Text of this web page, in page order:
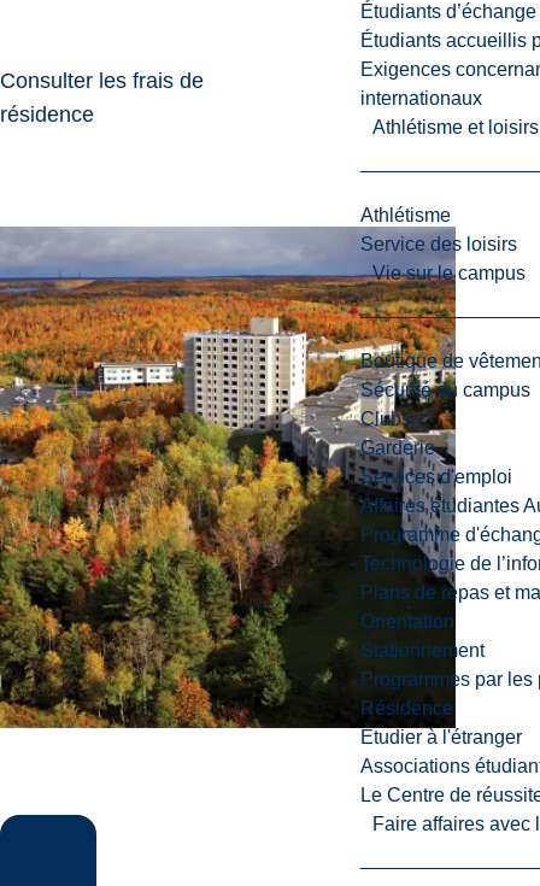
Étudiants
Étudiants accueillis
Exigences
internationaux
Athlétisme et
Athlétisme
Service des loisirs
Vie sur le campus
Boutique de
Sécurité du campus
Clubs
Garderie
Services d'emploi
Affaires étudiantes
Programme
Technologie de
Plans de repas et
Orientation
Stationnement
Programmes par les
Résidence
Étudier à l'étranger
Associations
Le Centre de
Faire affaires avec
Consulter les frais de
résidence